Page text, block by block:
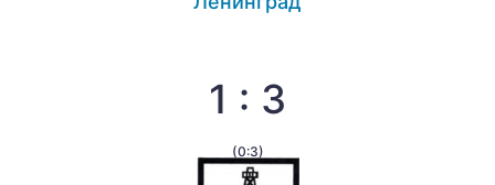
1 : 3
(0:3)